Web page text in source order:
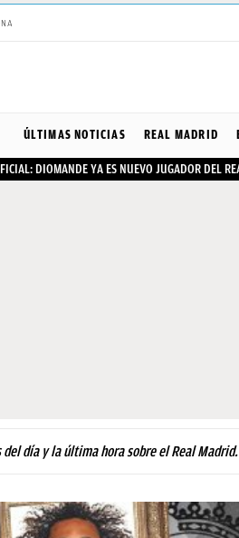
ÚLTIMAS NOTICIAS REAL MADRID
DIOMANDE YA ES NUEVO JUGADOR DEL
día y la última hora sobre el Real